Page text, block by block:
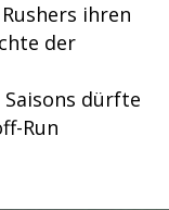
ihren
der
Saisons dürfte
Run